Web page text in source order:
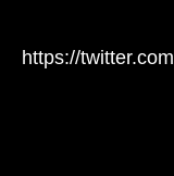
https://